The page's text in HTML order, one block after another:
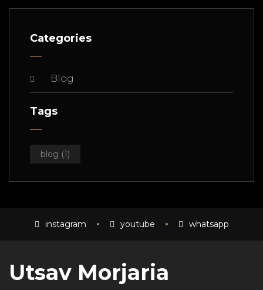
Categories
Blog
Tags
blog (1)
instagram youtube whatsapp
Utsav Morjaria